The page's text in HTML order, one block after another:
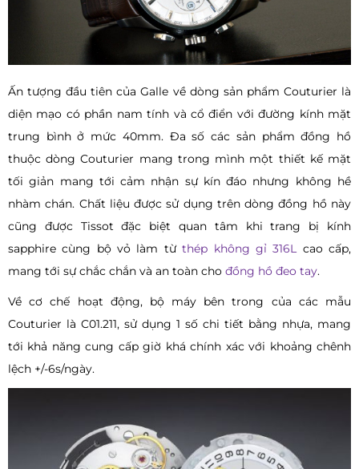
Ấn tượng đầu tiên của Galle về dòng sản phẩm Couturier là
diện mạo có phần nam tính và cổ điển với đường kính mặt
trung bình ở mức 40mm. Đa số các sản phẩm đồng hồ
thuộc dòng Couturier mang trong mình một thiết kế mặt
tối giản mang tới cảm nhận sự kín đáo nhưng không hề
nhàm chán. Chất liệu được sử dụng trên dòng đồng hồ này
cũng được Tissot đặc biệt quan tâm khi trang bị kính
sapphire cùng bộ vỏ làm từthép không gỉ 316L cao cấp,
mang tới sự chắc chắn và an toàn cho đồng hồ đeo tay.
Về cơ chế hoạt động, bộ máy bên trong của các mẫu
Couturier là C01.211, sử dụng 1 số chi tiết bằng nhựa, mang
tới khả năng cung cấp giờ khá chính xác với khoảng chênh
lệch +/-6s/ngày.